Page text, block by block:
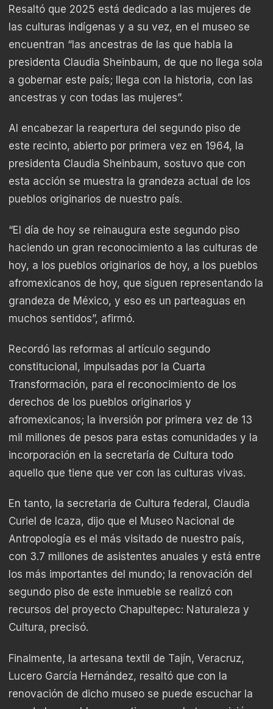
Resaltó que 2025 está dedicado a las mujeres de
las culturas indígenas y a su vez, en el museo se
encuentran “las ancestras de las que habla la
presidenta Claudia Sheinbaum, de que no llega sola
a gobernar este país; llega con la historia, con las
ancestras y con todas las mujeres”.
Al encabezar la reapertura del segundo piso de
este recinto, abierto por primera vez en 1964, la
presidenta Claudia Sheinbaum, sostuvo que con
esta acción se muestra la grandeza actual de los
pueblos originarios de nuestro país.
“El día de hoy se reinaugura este segundo piso
haciendo un gran reconocimiento a las culturas de
hoy, a los pueblos originarios de hoy, a los pueblos
afromexicanos de hoy, que siguen representando la
grandeza de México, y eso es un parteaguas en
muchos sentidos”, afirmó.
Recordó las reformas al artículo segundo
constitucional, impulsadas por la Cuarta
Transformación, para el reconocimiento de los
derechos de los pueblos originarios y
afromexicanos; la inversión por primera vez de 13
mil millones de pesos para estas comunidades y la
incorporación en la secretaría de Cultura todo
aquello que tiene que ver con las culturas vivas.
En tanto, la secretaria de Cultura federal, Claudia
Curiel de Icaza, dijo que el Museo Nacional de
Antropología es el más visitado de nuestro país,
con 3.7 millones de asistentes anuales y está entre
los más importantes del mundo; la renovación del
segundo piso de este inmueble se realizó con
recursos del proyecto Chapultepec: Naturaleza y
Cultura, precisó.
Finalmente, la artesana textil de Tajín, Veracruz,
Lucero García Hernández, resaltó que con la
renovación de dicho museo se puede escuchar la